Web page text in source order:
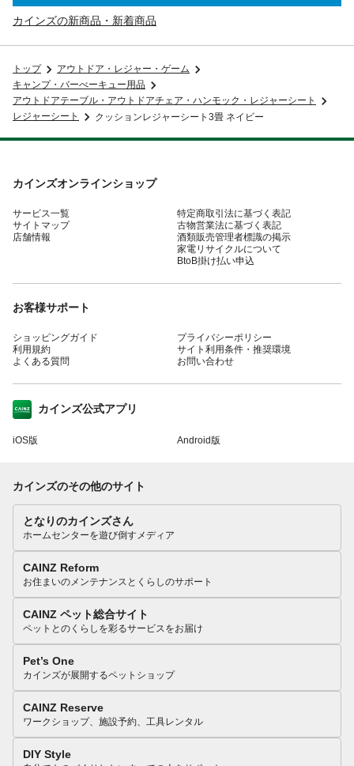
カインズの新商品・新着商品
トップ
アウトドア・レジャー・ゲーム
キャンプ・バーべーキュー用品
アウトドアテーブル・アウトドアチェア・ハンモック・レジャーシート
レジャーシート
クッションレジャーシート3畳 ネイビー
カインズオンラインショップ
サービス一覧
サイトマップ
店舗情報
特定商取引法に基づく表記
古物営業法に基づく表記
酒類販売管理者標識の掲示
家電リサイクルについて
BtoB掛け払い申込
お客様サポート
ショッピングガイド
利用規約
よくある質問
プライバシーポリシー
サイト利用条件・推奨環境
お問い合わせ
カインズ公式アプリ
iOS版 Android版
カインズのその他のサイト
となりのカインズさん
ホームセンターを遊び倒すメディア
CAINZ Reform
お住まいのメンテナンスとくらしのサポート
CAINZ ペット総合サイト
ペットとのくらしを彩るサービスをお届け
Pet’s One
カインズが展開するペットショップ
CAINZ Reserve
ワークショップ、施設予約、工具レンタル
DIY Style